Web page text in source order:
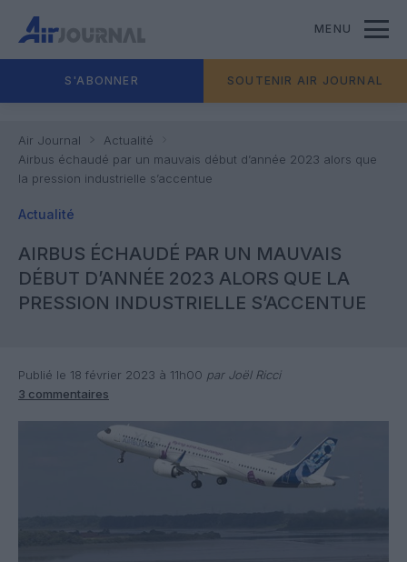
MENU
S'ABONNER SOUTENIR AIR JOURNAL
Air Journal
Actualité
Airbus échaudé par un mauvais début d’année 2023 alors que
la pression industrielle s’accentue
Actualité
AIRBUS ÉCHAUDÉ PAR UN MAUVAIS
DÉBUT D’ANNÉE 2023 ALORS QUE LA
PRESSION INDUSTRIELLE S’ACCENTUE
Publié le 18 février 2023 à 11h00 par Joël Ricci
3 commentaires